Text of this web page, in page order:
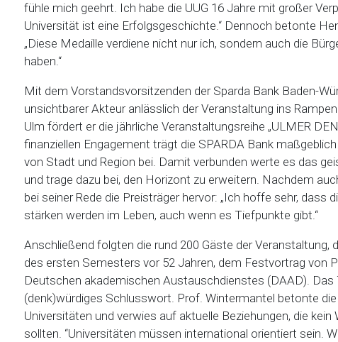
fühle mich geehrt. Ich habe die UUG 16 Jahre mit großer
Universität ist eine Erfolgsgeschichte.“ Dennoch betonte
„Diese Medaille verdiene nicht nur ich, sondern auch die
haben.“
Mit dem Vorstandsvorsitzenden der Sparda Bank Baden-
unsichtbarer Akteur anlässlich der Veranstaltung ins
Ulm fördert er die jährliche Veranstaltungsreihe „ULMER
finanziellen Engagement trägt die SPARDA Bank
von Stadt und Region bei. Damit verbunden werte es das
und trage dazu bei, den Horizont zu erweitern. Nachdem
bei seiner Rede die Preisträger hervor: „Ich hoffe sehr,
stärken werden im Leben, auch wenn es Tiefpunkte gibt.“
Anschließend folgten die rund 200 Gäste der
des ersten Semesters vor 52 Jahren, dem Festvortrag von
Deutschen akademischen Austauschdienstes (DAAD). Das
(denk)würdiges Schlusswort. Prof. Wintermantel betonte
Universitäten und verwies auf aktuelle Beziehungen, die
sollten. “Universitäten müssen international orientiert sein.